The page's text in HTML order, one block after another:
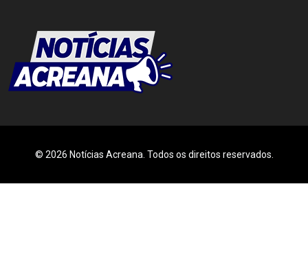
© 2026 Notícias Acreana. Todos os direitos reservados.